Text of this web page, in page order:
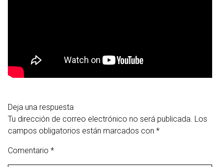
Deja una respuesta
Tu dirección de correo electrónico no será publicada. Los
campos obligatorios están marcados con *
Comentario *